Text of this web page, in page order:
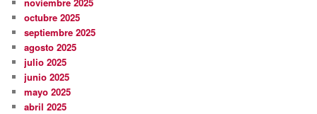
octubre 2025
septiembre 2025
agosto 2025
julio 2025
junio 2025
mayo 2025
abril 2025